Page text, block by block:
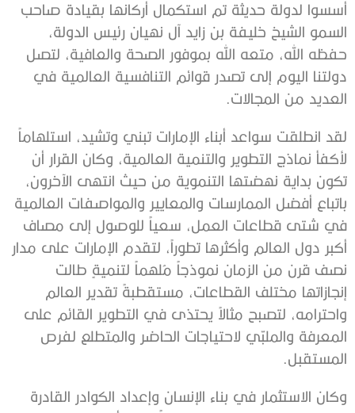
أسسوا لدولة حديثة تم استكمال أركانها بقيادة صاحب
السمو الشيخ خليفة بن زايد آل نهيان رئيس الدولة،
حفظه الله، متعه الله بموفور الصحة والعافية، لتصل
دولتنا اليوم إلى تصدر قوائم التنافسية العالمية في
العديد من المجالات.
لقد انطلقت سواعد أبناء الإمارات تبني وتشيد، استلهاماً
لأكفأ نماذج التطوير والتنمية العالمية، وكان القرار أن
تكون بداية نهضتها التنموية من حيث انتهى الآخرون،
باتباع أفضل الممارسات والمعايير والمواصفات العالمية
في شتى قطاعات العمل، سعياً للوصول إلى مصاف
أكبر دول العالم وأكثرها تطوراً، لتقدم الإمارات على مدار
نصف قرن من الزمان نموذجاً مُلهماً لتنميةٍ طالت
إنجازاتها مختلف القطاعات، مستقطبةً تقدير العالم
واحترامه، لتصبح مثالاً يحتذى في التطوير القائم على
المعرفة والملبّي لاحتياجات الحاضر والمتطلع لفرص
المستقبل.
وكان الاستثمار في بناء الإنسان وإعداد الكوادر القادرة